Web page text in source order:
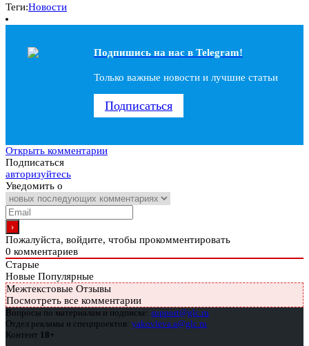
Теги:Новости
Подпишись на наc в Telegram!
Только важные новости и лучшие статьи
Подписаться
Открыть комментарии
Подписаться
авторизуйтесь
Уведомить о
Пожалуйста, войдите, чтобы прокомментировать
0 комментариев
Старые
Новые Популярные
Межтекстовые Отзывы
Посмотреть все комментарии
Вопросы по материалам и подписке: support@glc.ru
Отдел рекламы и спецпроектов: yakovleva.a@glc.ru
Контент 18+